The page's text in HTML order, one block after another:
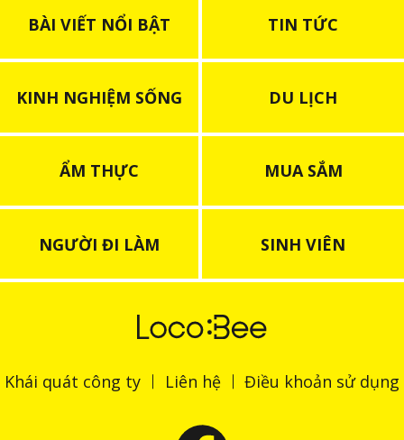
BÀI VIẾT NỔI BẬT TIN TỨC
KINH NGHIỆM SỐNG DU LỊCH
ẨM THỰC MUA SẮM
NGƯỜI ĐI LÀM SINH VIÊN
Khái quát công ty Liên hệ Điều khoản sử dụng